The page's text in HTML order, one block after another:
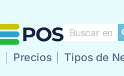
Precios Tipos de